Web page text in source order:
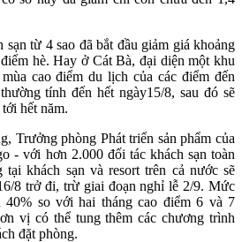
từ 4 sao đã bắt đầu giảm giá khoảng
hè. Hay ở Cát Bà, đại diện một khu
cao điểm du lịch của các điểm đến
tính đến hết ngày15/8, sau đó sẽ
hết năm.
Trưởng phòng Phát triển sản phẩm của
- với hơn 2.000 đối tác khách sạn toàn
tại khách sạn và resort trên cả nước sẽ
8 trở đi, trừ giai đoạn nghỉ lễ 2/9. Mức
40% so với hai tháng cao điểm 6 và 7
vị có thể tung thêm các chương trình
đặt phòng.